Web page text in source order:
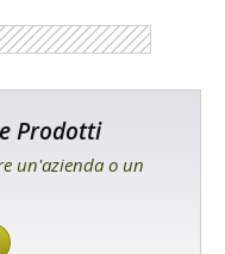
Prodotti
un'azienda o un